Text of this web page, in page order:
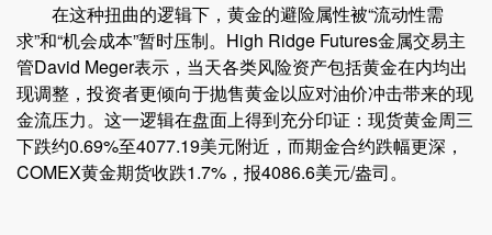
在这种扭曲的逻辑下，黄金的避险属性被“流动性需
求”和“机会成本”暂时压制。High Ridge Futures金属交易主
管David Meger表示，当天各类风险资产包括黄金在内均出
现调整，投资者更倾向于抛售黄金以应对油价冲击带来的现
金流压力。这一逻辑在盘面上得到充分印证：现货黄金周三
下跌约0.69%至4077.19美元附近，而期金合约跌幅更深，
COMEX黄金期货收跌1.7%，报4086.6美元/盎司。